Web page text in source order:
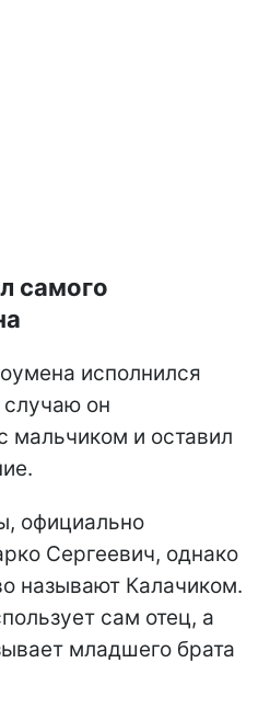
самого
исполнился
случаю он
мальчиком и оставил
официально
Сергеевич, однако
называют Калачиком.
сам отец, а
младшего брата